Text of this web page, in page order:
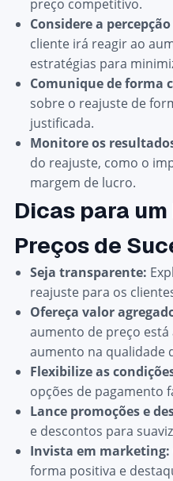
preço competitivo.
Considere a
cliente irá reagir ao
estratégias para
Comunique de forma
sobre o reajuste de
justificada.
Monitore os
do reajuste, como o
margem de lucro.
Dicas para
Preços de
Seja transparente:
reajuste para os
Ofereça valor
aumento de preço
aumento na qualidade
Flexibilize as
opções de pagamento
Lance promoções e
e descontos para
Invista em marketing:
forma positiva e